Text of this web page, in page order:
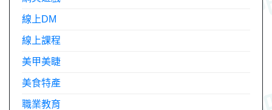
線上DM
線上課程
美甲美睫
美食特產
職業教育